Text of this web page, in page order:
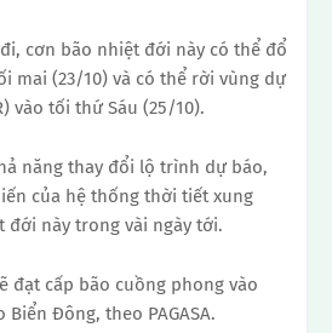
cơn bão nhiệt đới này có thể đổ
mai (23/10) và có thể rời vùng dự
vào tối thứ Sáu (25/10).
năng thay đổi lộ trình dự báo,
của hệ thống thời tiết xung
đới này trong vài ngày tới.
đạt cấp bão cuồng phong vào
Đông, theo PAGASA.